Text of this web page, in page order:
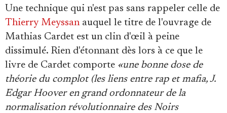
Une technique qui n'est pas sans rappeler celle de
Thierry Meyssanauquel le titre de l'ouvrage de
Mathias Cardet est un clin d'œil à peine
dissimulé. Rien d'étonnant dès lors à ce que le
livre de Cardet comporte «une bonne dose de
théorie du complot (les liens entre rap et mafia, J.
Edgar Hoover en grand ordonnateur de la
normalisation révolutionnaire des Noirs